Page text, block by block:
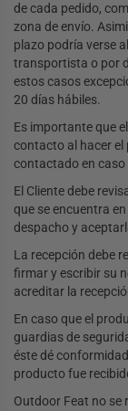
de cada pedido,
zona de envío.
plazo podría verse
transportista o por
estos casos
20 días hábiles.
Es importante que
contacto al hacer el
contactado en caso
El Cliente debe
que se encuentra
despacho y
La recepción debe
firmar y escribir su
acreditar la
En caso que el
guardias de
éste dé
producto fue
Outdoor Feat no